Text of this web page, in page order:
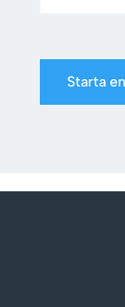
Starta